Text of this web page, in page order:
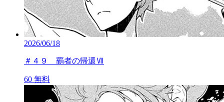
2026/06/18
＃４９ 覇者の帰還Ⅶ
60 無料